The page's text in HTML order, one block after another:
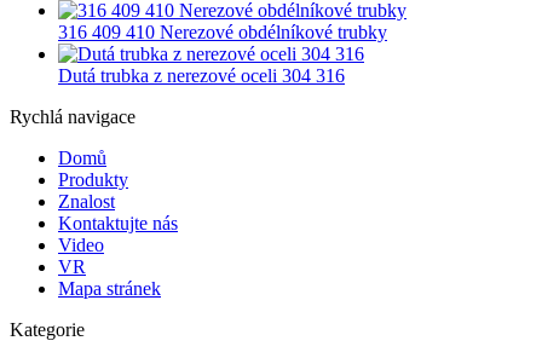
316 409 410 Nerezové obdélníkové trubky
Dutá trubka z nerezové oceli 304 316
Rychlá navigace
Domů
Produkty
Znalost
Kontaktujte nás
Video
VR
Mapa stránek
Kategorie